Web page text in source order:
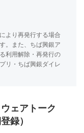
より再発行する場合
。また、ちば興銀ア
利用解除・再発行の
リ・ちば興銀ダイレ
ェアトーク
録）